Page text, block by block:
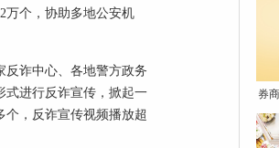
万个，协助多地公安机
反诈中心、各地警方政务
式进行反诈宣传，掀起一
个，反诈宣传视频播放超
券